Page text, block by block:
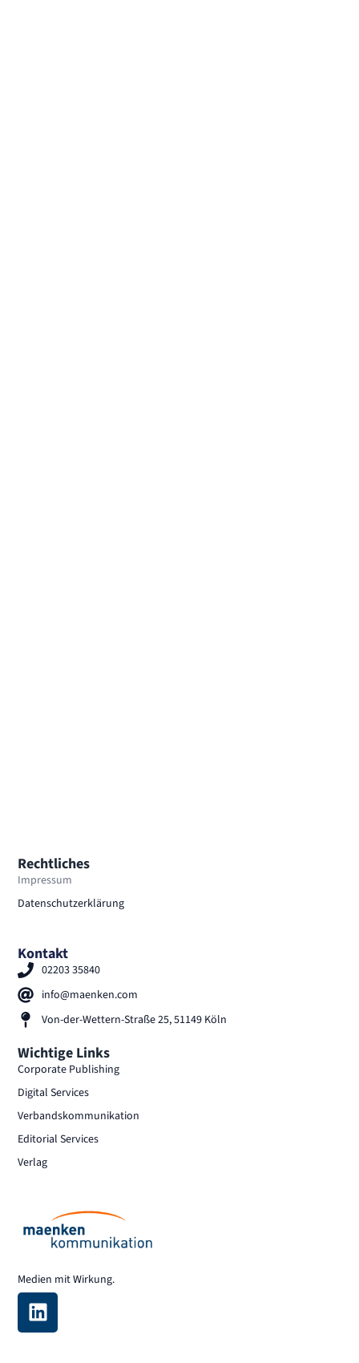
Medien mit Wirkung.
Kontakt
02203 35840
info@maenken.com
Von-der-Wettern-Straße 25, 51149 Köln
Rechtliches
Impressum
Datenschutzerklärung
Wichtige Links
Corporate Publishing
Digital Services
Verbandskommunikation
Editorial Services
Verlag